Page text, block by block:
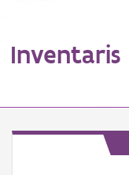
Inventaris